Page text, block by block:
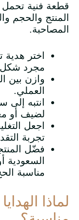
قطعة فنية تحمل
المنتج والحجم
المصاحبة.
اختر
مجرد
وازن بين
العملي.
انتبه إلى
لضيف أو
اجعل
تجربة
فضّل
السعودية
مناسبة
لماذا